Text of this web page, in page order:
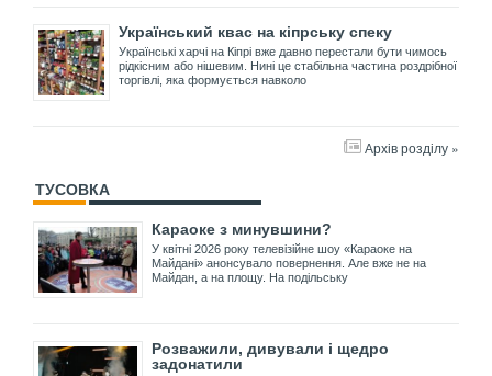
Український квас на кіпрську спеку
Українські харчі на Кіпрі вже давно перестали бути чимось
рідкісним або нішевим. Нині це стабільна частина роздрібної
торгівлі, яка формується навколо
Архів розділу »
ТУСОВКА
Караоке з минувшини?
У квітні 2026 року телевізійне шоу «Караоке на
Майдані» анонсувало повернення. Але вже не на
Майдан, а на площу. На подільську
Розважили, дивували і щедро
задонатили